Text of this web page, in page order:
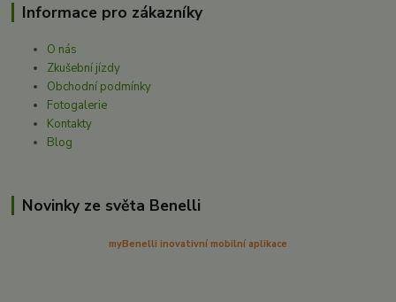
Informace pro zákazníky
O nás
Zkušební jízdy
Obchodní podmínky
Fotogalerie
Kontakty
Blog
Novinky ze světa Benelli
myBenelli inovativní mobilní aplikace